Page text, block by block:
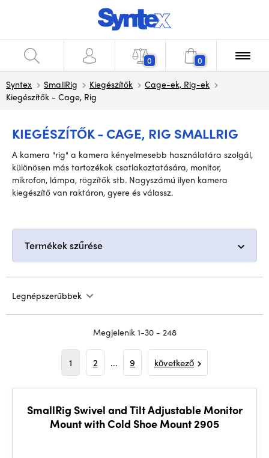
0 0
Syntex SmallRig Kiegészítők
Cage-ek, Rig-ek
Kiegészítők - Cage, Rig
KIEGÉSZÍTŐK - CAGE, RIG SMALLRIG
A kamera "rig" a kamera kényelmesebb használatára szolgál,
különösen más tartozékok csatlakoztatására, monitor,
mikrofon, lámpa, rögzítők stb. Nagyszámú ilyen kamera
kiegészítő van raktáron, gyere és válassz.
Termékek szűrése
Legnépszerűbbek
Megjelenik 1-30 - 248
1 2 ... 9 következő
SmallRig Swivel and Tilt Adjustable Monitor
Mount with Cold Shoe Mount 2905